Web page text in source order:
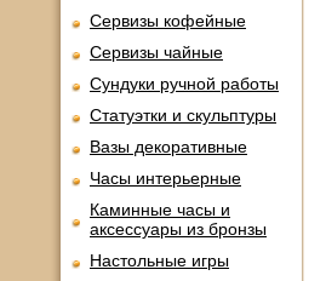
Сервизы кофейные
Сервизы чайные
Сундуки ручной работы
Статуэтки и скульптуры
Вазы декоративные
Часы интерьерные
Каминные часы и
аксессуары из бронзы
Настольные игры